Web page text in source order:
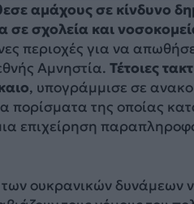
αμάχους σε κίνδυνο
σε σχολεία και
περιοχές για να
Αμνηστία. Τέτοιες
, υπογράμμισε σε
πορίσματα της οποίας
επιχείρηση
ουκρανικών δυνάμεων